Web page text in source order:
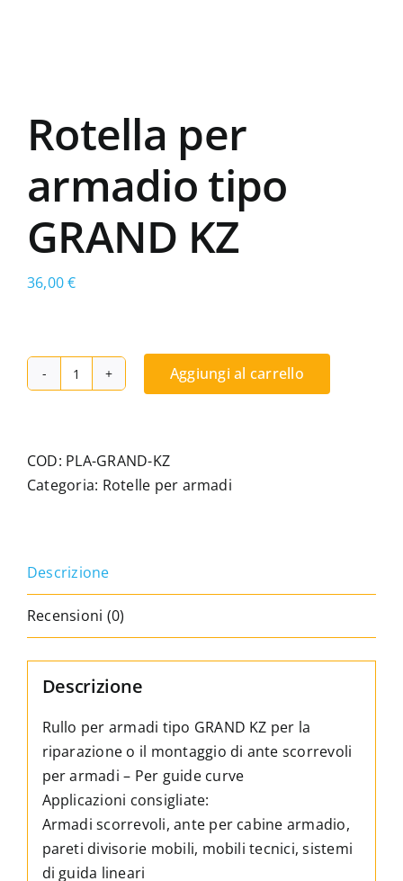
Rotella per
armadio tipo
GRAND KZ
36,00€
Rotella
tipo
GRAND
Aggiungi al carrello
COD: PLA-GRAND-KZ
Categoria: Rotelle per armadi
Descrizione
Recensioni (0)
Descrizione
Rullo per armadi tipo GRAND KZ per la
riparazione o il montaggio di ante scorrevoli
per armadi – Per guide curve
Applicazioni consigliate:
Armadi scorrevoli, ante per cabine armadio,
pareti divisorie mobili, mobili tecnici, sistemi
di guida lineari